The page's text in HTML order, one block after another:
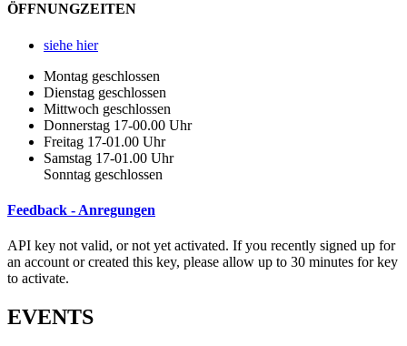
ÖFFNUNGZEITEN
siehe hier
Montag geschlossen
Dienstag geschlossen
Mittwoch geschlossen
Donnerstag 17-00.00 Uhr
Freitag 17-01.00 Uhr
Samstag 17-01.00 Uhr
Sonntag geschlossen
Feedback - Anregungen
API key not valid, or not yet activated. If you recently signed up for
an account or created this key, please allow up to 30 minutes for key
to activate.
EVENTS